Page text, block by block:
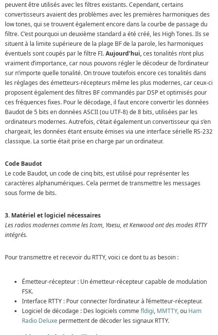
peuvent être utilisés avec les filtres existants. Cependant, certains
convertisseurs avaient des problèmes avec les premières harmoniques des
low tones, qui se trouvent également encore dans la courbe de passage du
filtre. C’est pourquoi un deuxième standard a été créé, les High Tones. Ils se
situent à la limite supérieure de la plage BF de la parole, les harmoniques
éventuels sont coupés par le filtre FI.Aujourd’hui,ces tonalités n’ont plus
vraiment d’importance, car nous pouvons régler le décodeur de l’ordinateur
sur n’importe quelle tonalité. On trouve toutefois encore ces tonalités dans
les réglages des émetteurs-récepteurs même les plus modernes, car ceux-ci
proposent également des filtres BF commandés par DSP et optimisés pour
ces fréquences fixes. Pour le décodage, il faut encore convertir les données
Baudot de 5 bits en données ASCII (ou UTF-8) de 8 bits, utilisées par les
ordinateurs modernes. Autrefois, c’était également un convertisseur qui s’en
chargeait, les données étant ensuite émises via une interface sérielle RS-232
classique. La sortie était prise en charge par un ordinateur.
Code Baudot
Le code Baudot, un code de cinq bits, est utilisé pour représenter les
caractères alphanumériques. Cela permet de transmettre les messages
sous forme de bits.
3. Matériel et logiciel nécessaires
Les radios modernes comme les Icom, Yaesu, et Kenwood ont des modes RTTY
intégrés.
Pour transmettre et recevoir du RTTY, voici ce dont tu as besoin :
Émetteur-récepteur : Un émetteur-récepteur capable de modulation
FSK.
Interface RTTY : Pour connecter l’ordinateur à l’émetteur-récepteur.
Logiciel de décodage : Des logiciels commefldigi, MMTTY, ou Ham
Radio Deluxe permettent de décoder les signaux RTTY.